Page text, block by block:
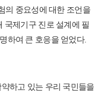
의 중요성에 대한 조언을
국제기구 진로 설계에 필
하여 큰 호응을 얻었다.
하고 있는 우리 국민들을